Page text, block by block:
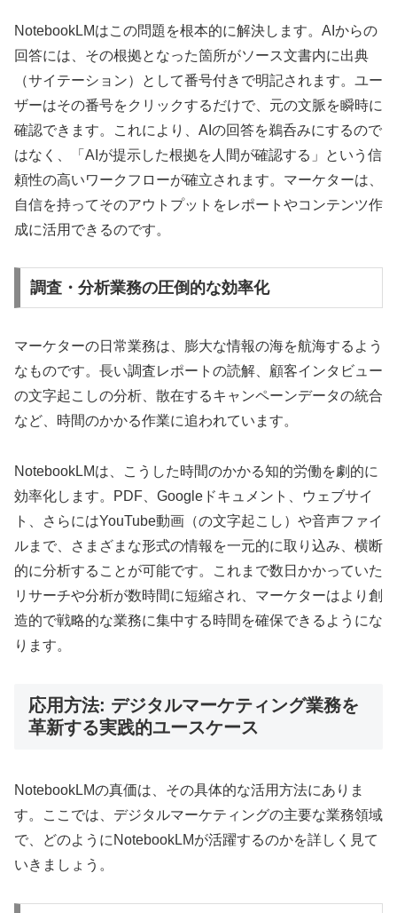
NotebookLMはこの問題を根本的に解決します。AIからの
回答には、その根拠となった箇所がソース文書内に出典
（サイテーション）として番号付きで明記されます。ユー
ザーはその番号をクリックするだけで、元の文脈を瞬時に
確認できます。これにより、AIの回答を鵜呑みにするので
はなく、「AIが提示した根拠を人間が確認する」という信
頼性の高いワークフローが確立されます。マーケターは、
自信を持ってそのアウトプットをレポートやコンテンツ作
成に活用できるのです。
調査・分析業務の圧倒的な効率化
マーケターの日常業務は、膨大な情報の海を航海するよう
なものです。長い調査レポートの読解、顧客インタビュー
の文字起こしの分析、散在するキャンペーンデータの統合
など、時間のかかる作業に追われています。
NotebookLMは、こうした時間のかかる知的労働を劇的に
効率化します。PDF、Googleドキュメント、ウェブサイ
ト、さらにはYouTube動画（の文字起こし）や音声ファイ
ルまで、さまざまな形式の情報を一元的に取り込み、横断
的に分析することが可能です。これまで数日かかっていた
リサーチや分析が数時間に短縮され、マーケターはより創
造的で戦略的な業務に集中する時間を確保できるようにな
ります。
応用方法: デジタルマーケティング業務を
革新する実践的ユースケース
NotebookLMの真価は、その具体的な活用方法にありま
す。ここでは、デジタルマーケティングの主要な業務領域
で、どのようにNotebookLMが活躍するのかを詳しく見て
いきましょう。